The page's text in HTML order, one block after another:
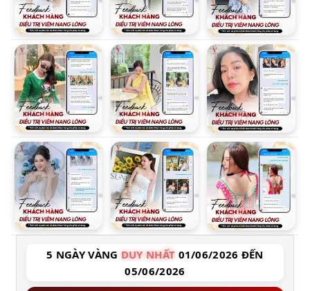
5 NGÀY VÀNG DUY NHẤT 01/06/2026 ĐẾN
05/06/2026